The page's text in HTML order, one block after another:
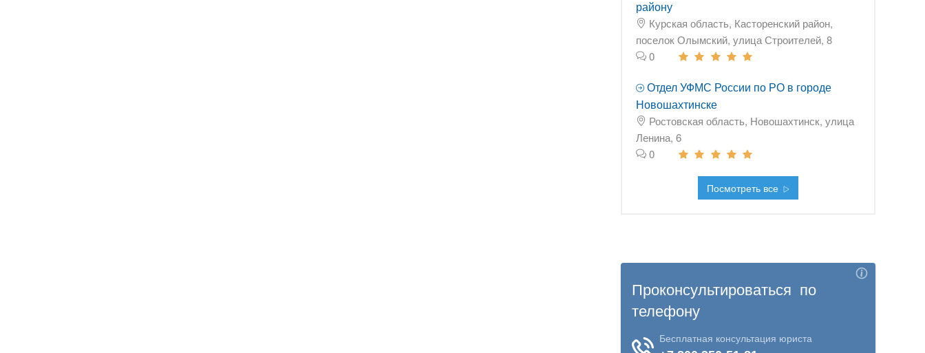
району
Курская область, Касторенский район,
поселок Олымский, улица Строителей, 8
0
Отдел УФМС России по РО в городе
Новошахтинске
Ростовская область, Новошахтинск, улица
Ленина, 6
0
Посмотреть все